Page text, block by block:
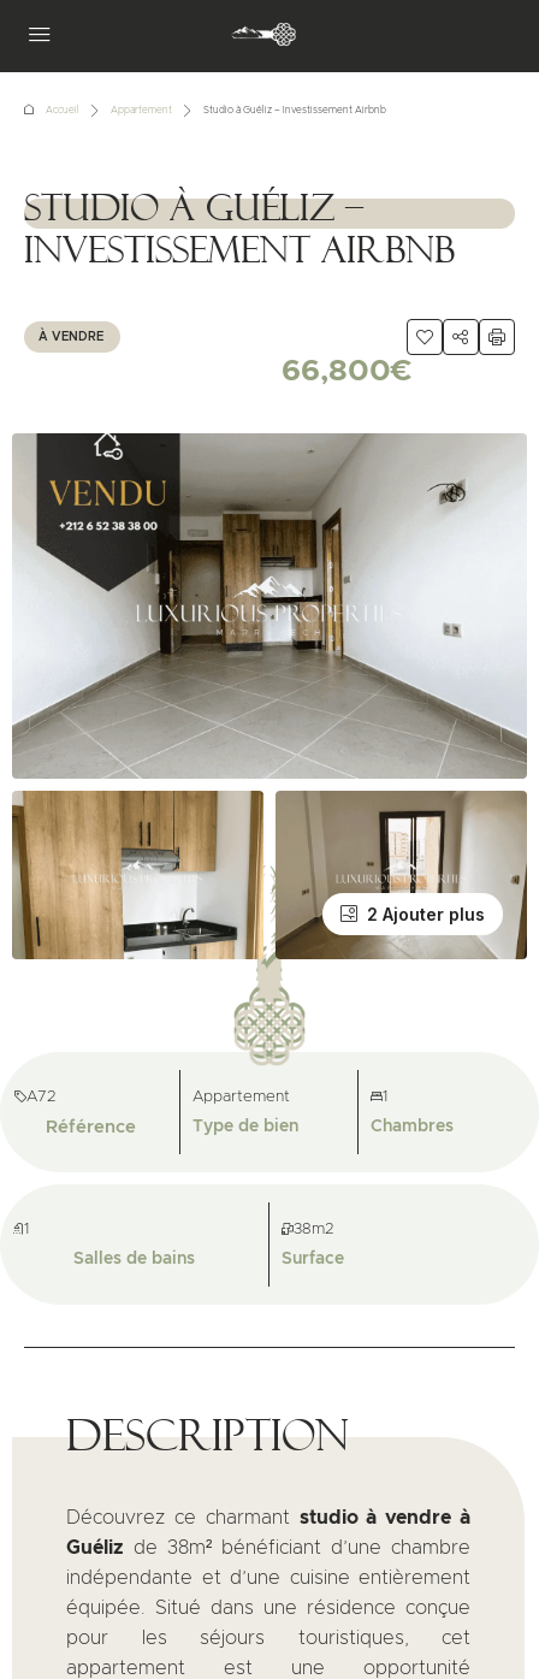
Accueil Appartement Studio à Guéliz – Investissement Airbnb
1111111
Studio à Guéliz –
Investissement Airbnb
À VENDRE
66,800€
2 Ajouter plus
A72
Référence
Appartement
Type de bien
1
Chambres
1
Salles de bains
38m2
Surface
Description
Découvrez ce charmant studio à vendre à
Guéliz de 38m² bénéficiant d’une chambre
indépendante et d’une cuisine entièrement
équipée. Situé dans une résidence conçue
pour les séjours touristiques, cet
appartement est une opportunité